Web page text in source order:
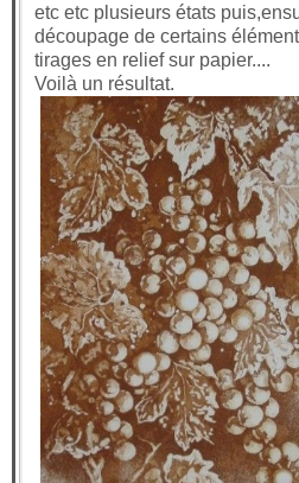
etc etc plusieurs états
découpage de certains
tirages en relief sur papier....
Voilà un résultat.